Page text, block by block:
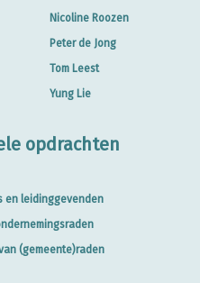
Nicoline Roozen
Peter de Jong
Tom Leest
Yung Lie
opdrachten
en leidinggevenden
(gemeente)raden